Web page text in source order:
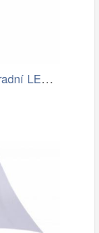
STILISTA zahradní LED slunečník s…